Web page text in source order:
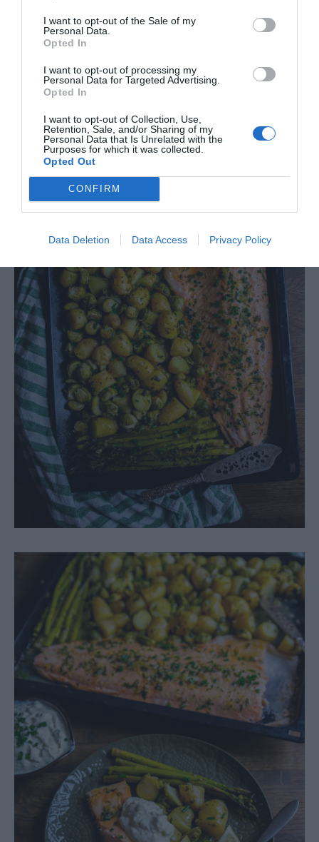
I want to opt-out of the Sale of my
Personal Data.
Opted In
I want to opt-out of processing my
Personal Data for Targeted Advertising.
Opted In
I want to opt-out of Collection, Use,
Retention, Sale, and/or Sharing of my
Personal Data that Is Unrelated with the
Purposes for which it was collected.
Opted Out
CONFIRM
Data Deletion Data Access Privacy Policy